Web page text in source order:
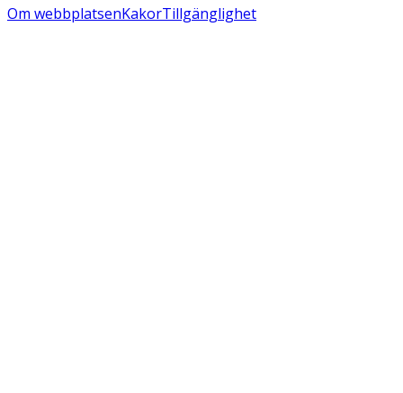
Om webbplatsenKakorTillgänglighet